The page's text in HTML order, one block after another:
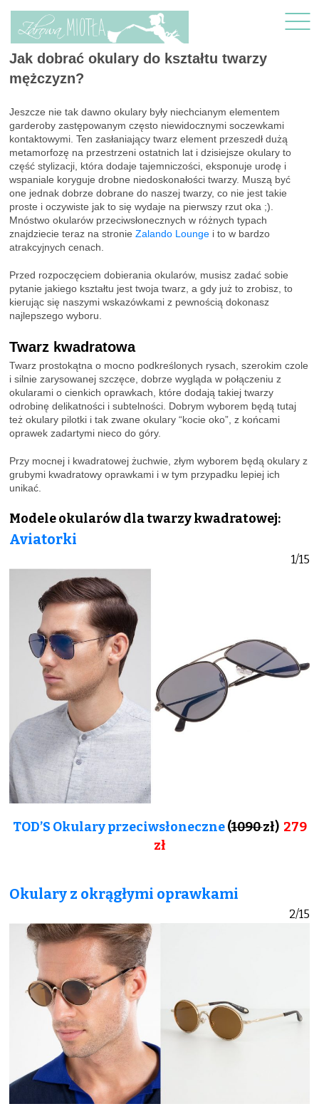
Jak dobrać okulary do kształtu twarzy
mężczyzn?
Jeszcze nie tak dawno okulary były niechcianym elementem
garderoby zastępowanym często niewidocznymi soczewkami
kontaktowymi. Ten zasłaniający twarz element przeszedł dużą
metamorfozę na przestrzeni ostatnich lat i dzisiejsze okulary to
część stylizacji, która dodaje tajemniczości, eksponuje urodę i
wspaniale koryguje drobne niedoskonałości twarzy. Muszą być
one jednak dobrze dobrane do naszej twarzy, co nie jest takie
proste i oczywiste jak to się wydaje na pierwszy rzut oka ;).
Mnóstwo okularów przeciwsłonecznych w różnych typach
znajdziecie teraz na stronie Zalando Lounge i to w bardzo
atrakcyjnych cenach.
Przed rozpoczęciem dobierania okularów, musisz zadać sobie
pytanie jakiego kształtu jest twoja twarz, a gdy już to zrobisz, to
kierując się naszymi wskazówkami z pewnością dokonasz
najlepszego wyboru.
Twarz kwadratowa
Twarz prostokątna o mocno podkreślonych rysach, szerokim czole
i silnie zarysowanej szczęce, dobrze wygląda w połączeniu z
okularami o cienkich oprawkach, które dodają takiej twarzy
odrobinę delikatności i subtelności. Dobrym wyborem będą tutaj
też okulary pilotki i tak zwane okulary “kocie oko”, z końcami
oprawek zadartymi nieco do góry.
Przy mocnej i kwadratowej żuchwie, złym wyborem będą okulary z
grubymi kwadratowy oprawkami i w tym przypadku lepiej ich
unikać.
Modele okularów dla twarzy kwadratowej:
Aviatorki
1/15
TOD’S Okulary przeciwsłoneczne(1090zł) 279
zł
Okulary z okrągłymi oprawkami
2/15